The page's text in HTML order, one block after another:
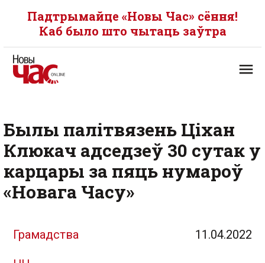
Падтрымайце «Новы Час» сёння!
Каб было што чытаць заўтра
Былы палітвязень Ціхан
Клюкач адседзеў 30 сутак у
карцары за пяць нумароў
«Новага Часу»
Грамадства 11.04.2022